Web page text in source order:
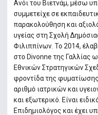
Ανόι του Βιετνάμ, μέσω
συμμετείχε σε
παρακολούθηση και
υγείας στη Σχολή
Φιλιππίνων. Το 2014,
στο Divonne της Γαλλίας
Εθνικών Στρατηγικών
φροντίδα της
αριθμό ιατρικών και
και εξωτερικό. Είναι
Επιδημιολόγος και έχει